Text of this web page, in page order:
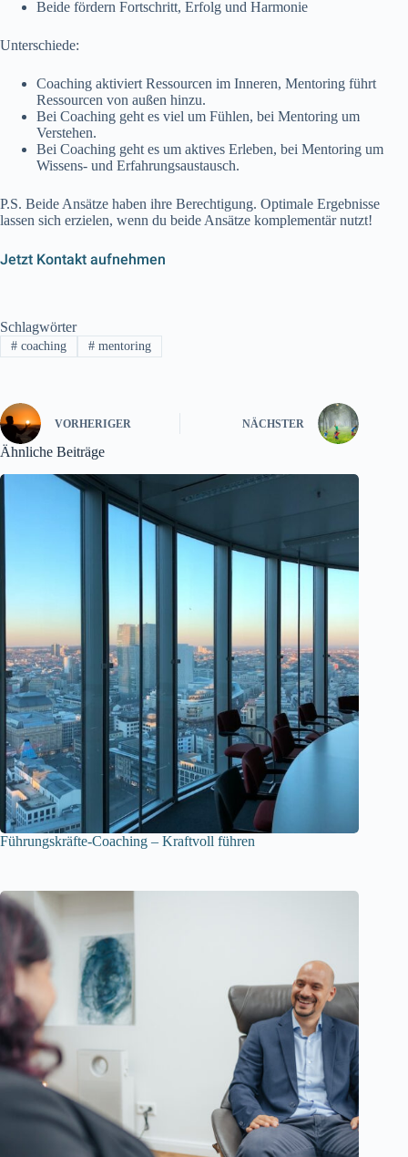
Beide fördern Fortschritt, Erfolg und Harmonie
Unterschiede:
Coaching aktiviert Ressourcen im Inneren, Mentoring führt
Ressourcen von außen hinzu.
Bei Coaching geht es viel um Fühlen, bei Mentoring um
Verstehen.
Bei Coaching geht es um aktives Erleben, bei Mentoring um
Wissens- und Erfahrungsaustausch.
P.S. Beide Ansätze haben ihre Berechtigung. Optimale Ergebnisse
lassen sich erzielen, wenn du beide Ansätze komplementär nutzt!
Jetzt Kontakt aufnehmen
Schlagwörter
#coaching #mentoring
VORHERIGER NÄCHSTER
Ähnliche Beiträge
Führungskräfte-Coaching – Kraftvoll führen